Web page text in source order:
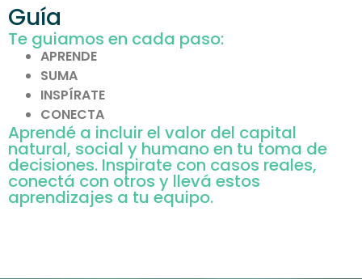
Guía
Te guiamos en cada paso:
APRENDE
SUMA
INSPÍRATE
CONECTA
Aprendé a incluir el valor del capital
natural, social y humano en tu toma de
decisiones. Inspirate con casos reales,
conectá con otros y llevá estos
aprendizajes a tu equipo.